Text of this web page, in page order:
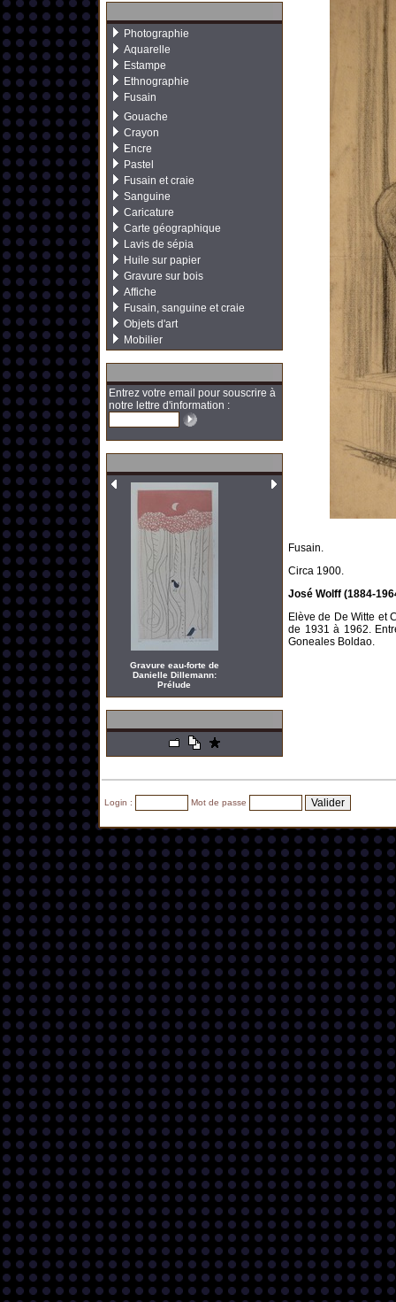
Photographie
Aquarelle
Estampe
Ethnographie
Fusain
Gouache
Crayon
Encre
Pastel
Fusain et craie
Sanguine
Caricature
Carte géographique
Lavis de sépia
Huile sur papier
Gravure sur bois
Affiche
Fusain, sanguine et craie
Objets d'art
Mobilier
Entrez votre email pour souscrire à
notre lettre d'information :
Gravure eau-forte de
Danielle Dillemann:
Prélude
Fusain.
Circa 1900.
José Wolff (1884-
Elève de De Witte et
de 1931 à 1962.
Goneales Boldao.
Login : Mot de passe